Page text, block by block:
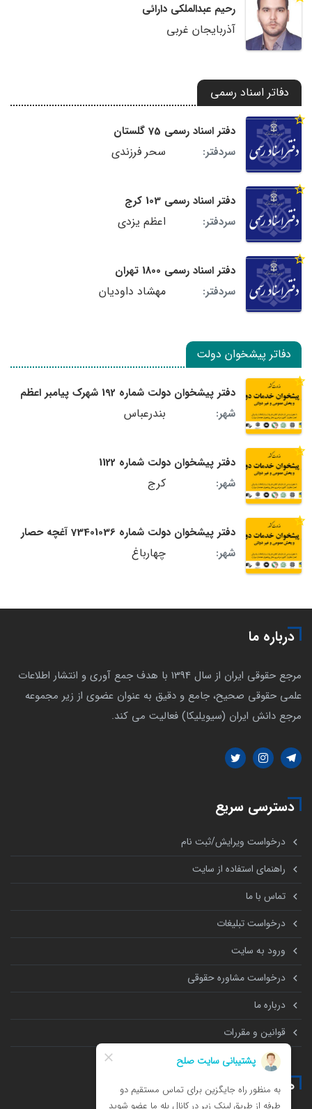
رحیم عبدالملکی دارائی
آذربایجان غربی
دفاتر اسناد رسمی
دفتر اسناد رسمی 75 گلستان
سردفتر:
سحر فرزندی
دفتر اسناد رسمی 103 کرج
سردفتر:
اعظم یزدی
دفتر اسناد رسمی 1800 تهران
سردفتر:
مهشاد داودیان
دفاتر پیشخوان دولت
دفتر پیشخوان دولت شماره 192 شهرک پیامبر اعظم
شهر:
بندرعباس
دفتر پیشخوان دولت شماره 1122
شهر:
کرج
دفتر پیشخوان دولت شماره 73401036 آغچه حصار
شهر:
چهارباغ
درباره ما
مرجع حقوقی ایران از سال 1394 با هدف جمع آوری و انتشار اطلاعات
علمی حقوقی صحیح، جامع و دقیق به عنوان عضوی از زیر مجموعه
مرجع دانش ایران (سیویلیکا) فعالیت می کند.
دسترسی سریع
درخواست ویرایش/ثبت نام
راهنمای استفاده از سایت
تماس با ما
درخواست تبلیغات
ورود به سایت
درخواست مشاوره حقوقی
درباره ما
قوانین و مقررات
همه چیز درباره